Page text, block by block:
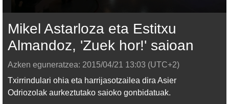
Mikel Astarloza eta Estitxu
Almandoz, 'Zuek hor!' saioan
Azken eguneratzea: 2015/04/21 13:03 (UTC+2)
Txirrindulari ohia eta harrijasotzailea dira Asier
Odriozolak aurkeztutako saioko gonbidatuak.